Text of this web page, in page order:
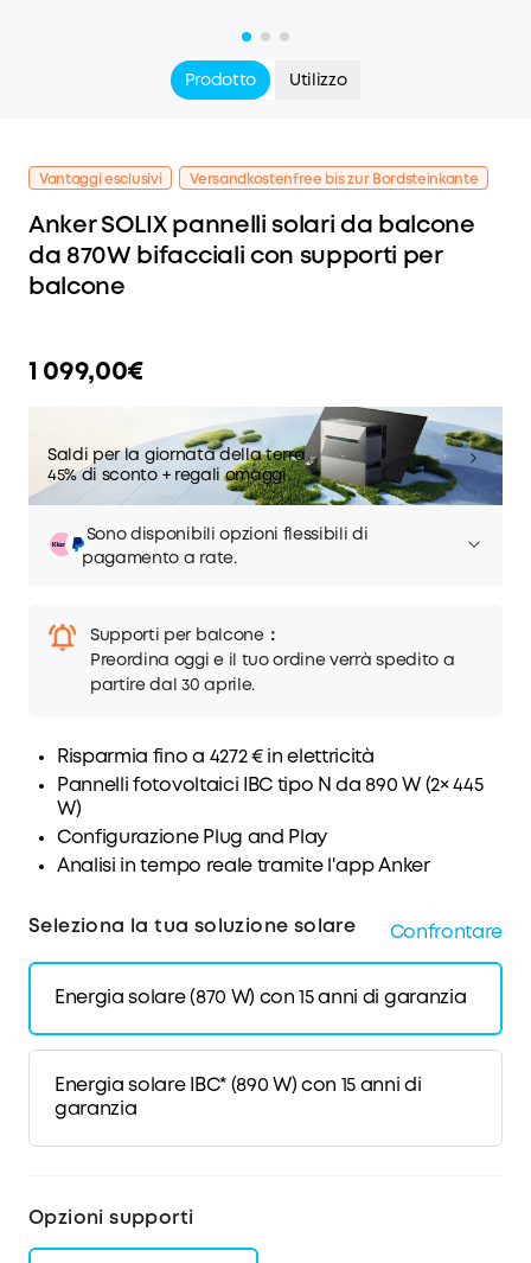
Prodotto Utilizzo
Vantaggi esclusivi Versandkostenfree bis zur Bordsteinkante
Anker SOLIX pannelli solari da balcone
da 870W bifacciali con supporti per
balcone
1 099,00€
Saldi per la giornata della terra
45% di sconto + regali omaggio
Ordini superiori a 3800€
Sono disponibili opzioni flessibili di
pagamento a rate.
Supporti per balcone：
Preordina oggi e il tuo ordine verrà spedito a
partire dal 30 aprile.
Risparmia fino a 4272 € in elettricità
Pannelli fotovoltaici IBC tipo N da 890 W (2× 445
W)
Configurazione Plug and Play
Analisi in tempo reale tramite l'app Anker
Seleziona la tua soluzione solare Confrontare
Energia solare (870 W) con 15 anni di garanzia
Energia solare IBC* (890 W) con 15 anni di
garanzia
pura.
Opzioni supporti